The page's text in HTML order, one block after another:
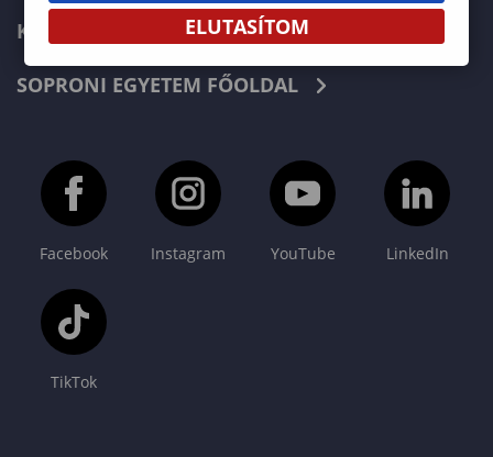
KAPCSOLAT
SOPRONI EGYETEM FŐOLDAL
Facebook Instagram YouTube LinkedIn
TikTok
ELUTASÍTOM